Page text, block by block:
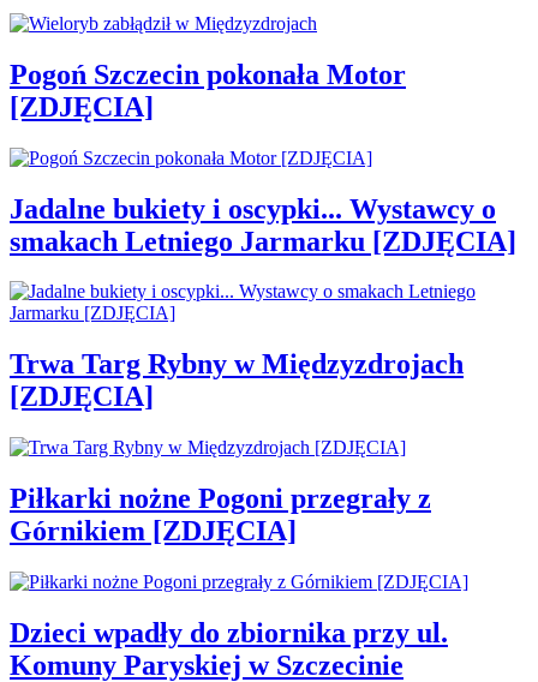
Pogoń Szczecin pokonała Motor
[ZDJĘCIA]
Jadalne bukiety i oscypki... Wystawcy o
smakach Letniego Jarmarku [ZDJĘCIA]
Trwa Targ Rybny w Międzyzdrojach
[ZDJĘCIA]
Piłkarki nożne Pogoni przegrały z
Górnikiem [ZDJĘCIA]
Dzieci wpadły do zbiornika przy ul.
Komuny Paryskiej w Szczecinie